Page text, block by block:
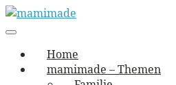
Skip
to
mamimade
vernäht und zugetextet
navigation
Menu
Home
mamimade – Themen